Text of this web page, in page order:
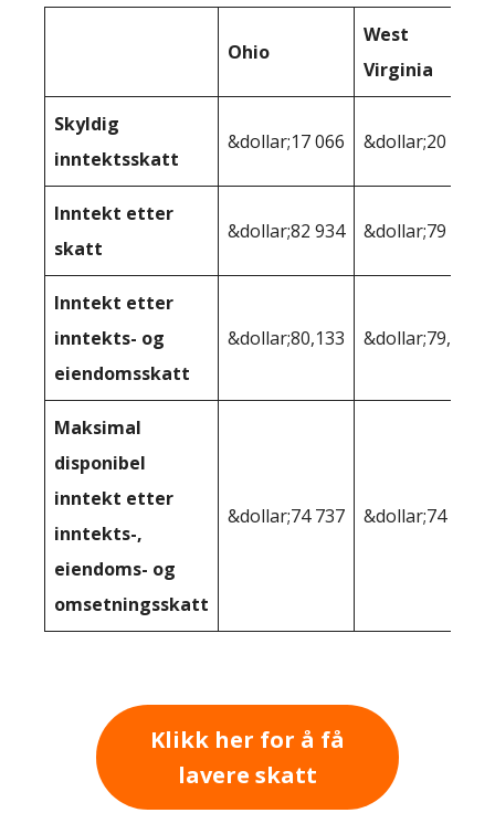
Ohio
West
Virginia
Skyldig
inntektsskatt
&dollar;17 066 &dollar;20 013
Inntekt etter
skatt
&dollar;82 934 &dollar;79 987
Inntekt etter
inntekts- og
eiendomsskatt
&dollar;80,133 &dollar;79,255
Maksimal
disponibel
inntekt etter
inntekts-,
eiendoms- og
omsetningsskatt
&dollar;74 737 &dollar;74 404
Klikk her for å få
lavere skatt